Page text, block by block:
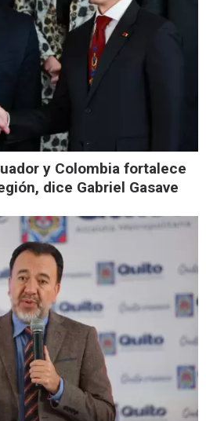
y Colombia fortalece
dice Gabriel Gasave